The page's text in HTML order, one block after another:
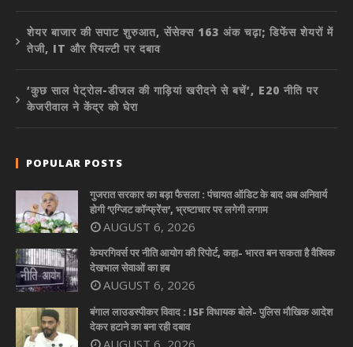
शेयर बाजार की सपाट शुरुआत, सेंसेक्स 163 अंक चढ़ा; डिफेंस शेयरों में
तेजी, IT और रियल्टी पर दबाव
‘कुछ साल पेट्रोल-डीजल की गाड़ियां खरीदने से बचें’, E20 नीति पर
केजरीवाल ने केंद्र को घेरा
POPULAR POSTS
गुजरात सरकार का बड़ा फैसला : पंचायत ऑडिट के बाद अब अनिवार्य
होगी ‘एग्जिट कॉन्फ्रेंस’, भ्रष्टाचार पर लगेगी लगाम
AUGUST 6, 2026
केयरगिवर्स पर नीति आयोग की रिपोर्ट, कहा- भारत बन सकता है वैश्विक
देखभाल सेवाओं का हब
AUGUST 6, 2026
बंगाल लाउडस्पीकर विवाद : ISF विधायक बोले- पुलिस मौखिक आदेश
देकर हटाने का बना रही दबाव
AUGUST 6, 2026